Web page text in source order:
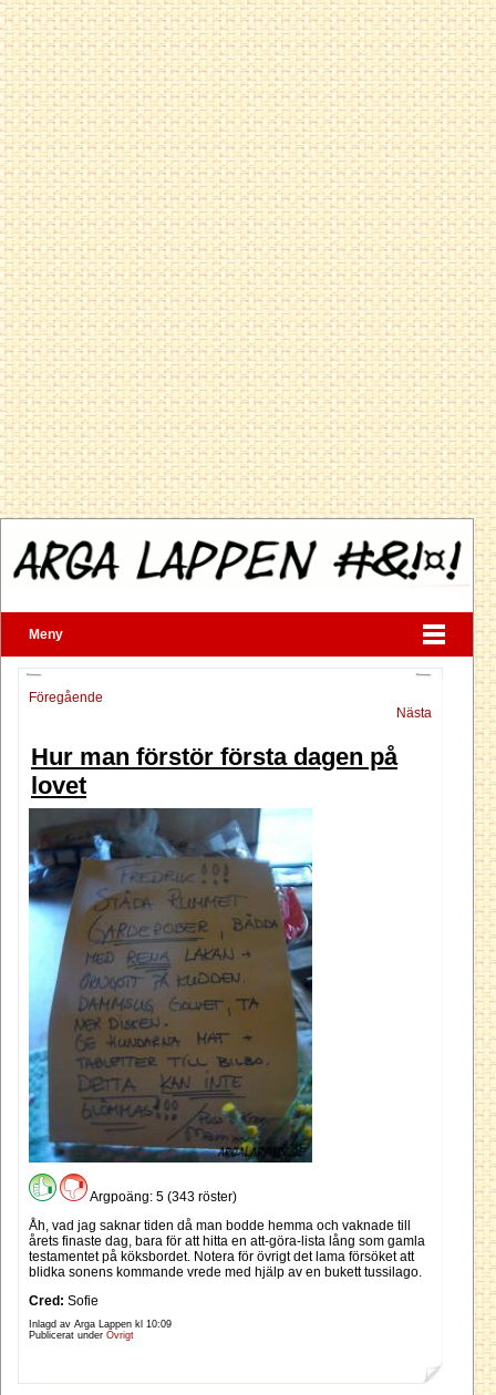
Meny
Föregående
Nästa
Hur man förstör första dagen på
lovet
Argpoäng: 5 (343 röster)
Åh, vad jag saknar tiden då man bodde hemma och vaknade till
årets finaste dag, bara för att hitta en att-göra-lista lång som gamla
testamentet på köksbordet. Notera för övrigt det lama försöket att
blidka sonens kommande vrede med hjälp av en bukett tussilago.
Cred: Sofie
Inlagd av Arga Lappen kl 10:09
Publicerat under Övrigt